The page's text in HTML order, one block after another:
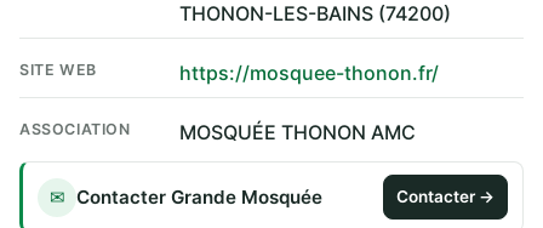
THONON-LES-BAINS (74200)
SITE WEB https://mosquee-thonon.fr/
ASSOCIATION MOSQUÉE THONON AMC
✉ Contacter Grande Mosquée Contacter →